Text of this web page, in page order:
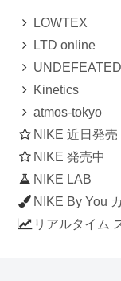
LOWTEX
LTD online
UNDEFEATED
Kinetics
atmos-tokyo
NIKE 近日発売
NIKE 発売中
NIKE LAB
NIKE By You
リアルタイム